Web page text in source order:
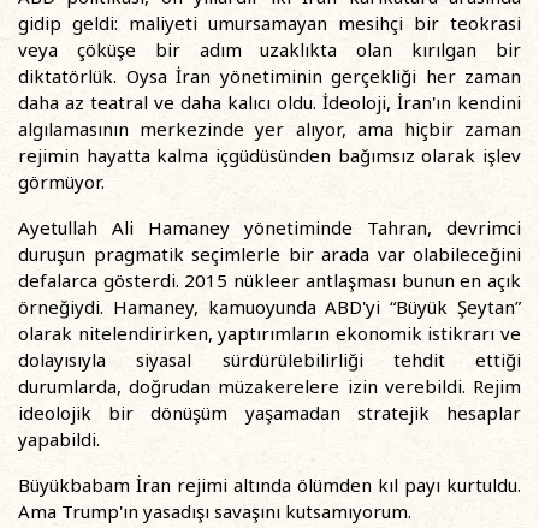
gidip geldi: maliyeti umursamayan mesihçi bir teokrasi
veya çöküşe bir adım uzaklıkta olan kırılgan bir
diktatörlük. Oysa İran yönetiminin gerçekliği her zaman
daha az teatral ve daha kalıcı oldu. İdeoloji, İran'ın kendini
algılamasının merkezinde yer alıyor, ama hiçbir zaman
rejimin hayatta kalma içgüdüsünden bağımsız olarak işlev
görmüyor.
Ayetullah Ali Hamaney yönetiminde Tahran, devrimci
duruşun pragmatik seçimlerle bir arada var olabileceğini
defalarca gösterdi. 2015 nükleer antlaşması bunun en açık
örneğiydi. Hamaney, kamuoyunda ABD'yi “Büyük Şeytan”
olarak nitelendirirken, yaptırımların ekonomik istikrarı ve
dolayısıyla siyasal sürdürülebilirliği tehdit ettiği
durumlarda, doğrudan müzakerelere izin verebildi. Rejim
ideolojik bir dönüşüm yaşamadan stratejik hesaplar
yapabildi.
Büyükbabam İran rejimi altında ölümden kıl payı kurtuldu.
Ama Trump'ın yasadışı savaşını kutsamıyorum.